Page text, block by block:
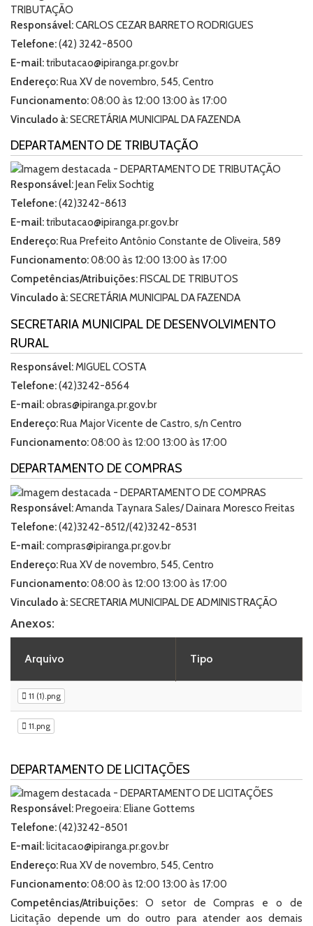
Responsável:CARLOS CEZAR BARRETO RODRIGUES
Telefone:(42) 3242-8500
E-mail:tributacao@ipiranga.pr.gov.br
Endereço:Rua XV de novembro, 545, Centro
Funcionamento:08:00 às 12:00 13:00 às 17:00
Vinculado à:SECRETÁRIA MUNICIPAL DA FAZENDA
DEPARTAMENTO DE TRIBUTAÇÃO
Responsável: Jean Felix Sochtig
Telefone:(42)3242-8613
E-mail:tributacao@ipiranga.pr.gov.br
Endereço: Rua Prefeito Antônio Constante de Oliveira, 589
Funcionamento:08:00 às 12:00 13:00 às 17:00
Competências/Atribuições: FISCAL DE TRIBUTOS
Vinculado à:SECRETÁRIA MUNICIPAL DA FAZENDA
SECRETARIA MUNICIPAL DE DESENVOLVIMENTO
RURAL
Responsável:MIGUEL COSTA
Telefone:(42)3242-8564
E-mail:obras@ipiranga.pr.gov.br
Endereço:Rua Major Vicente de Castro, s/n Centro
Funcionamento:08:00 às 12:00 13:00 às 17:00
DEPARTAMENTO DE COMPRAS
Responsável:Amanda Taynara Sales/ Dainara Moresco Freitas
Telefone:(42)3242-8512/(42)3242-8531
E-mail:compras@ipiranga.pr.gov.br
Endereço:Rua XV de novembro, 545, Centro
Funcionamento:08:00 às 12:00 13:00 às 17:00
Vinculado à:SECRETARIA MUNICIPAL DE ADMINISTRAÇÃO
Anexos:
Arquivo Tipo
11 (1).png
11.png
DEPARTAMENTO DE LICITAÇÕES
Responsável: Pregoeira: Eliane Gottems
Telefone:(42)3242-8501
E-mail:licitacao@ipiranga.pr.gov.br
Endereço: Rua XV de novembro, 545, Centro
Funcionamento:08:00 às 12:00 13:00 às 17:00
Competências/Atribuições: O setor de Compras e o de
Licitação depende um do outro para atender aos demais